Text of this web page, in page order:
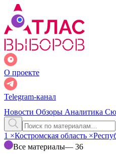
О проекте
Telegram-канал
Новости Обзоры Аналитика
1 ×Костромская область ×
Все материалы— 36